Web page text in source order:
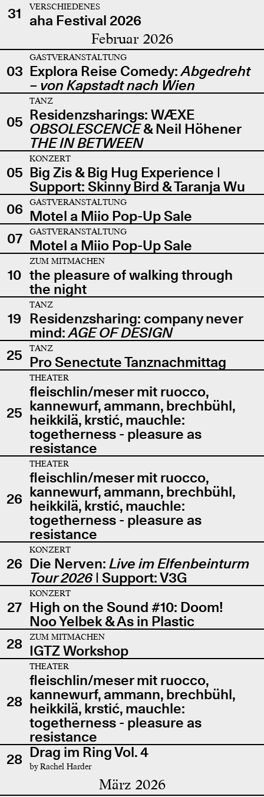
31
VERSCHIEDENES
aha Festival 2026
Februar 2026
03
GASTVERANSTALTUNG
Explora Reise Comedy:Abgedreht
– von Kapstadt nach Wien
05
TANZ
Residenzsharings: WÆXE
OBSOLESCENCE& Neil Höhener
THE IN BETWEEN
05
KONZERT
Big Zis & Big Hug Experience |
Support: Skinny Bird & Taranja Wu
06
GASTVERANSTALTUNG
Motel a Miio Pop-Up Sale
07
GASTVERANSTALTUNG
Motel a Miio Pop-Up Sale
10
ZUM MITMACHEN
the pleasure of walking through
the night
19
TANZ
Residenzsharing: company never
mind:AGE OF DESIGN
25
TANZ
Pro Senectute Tanznachmittag
25
THEATER
fleischlin/meser mit ruocco,
kannewurf, ammann, brechbühl,
heikkilä, krstić, mauchle:
togetherness - pleasure as
resistance
26
THEATER
fleischlin/meser mit ruocco,
kannewurf, ammann, brechbühl,
heikkilä, krstić, mauchle:
togetherness - pleasure as
resistance
26
KONZERT
Die Nerven: Live im Elfenbeinturm
Tour 2026| Support: V3G
27
KONZERT
High on the Sound #10: Doom!
Noo Yelbek & As in Plastic
28
ZUM MITMACHEN
IGTZ Workshop
28
THEATER
fleischlin/meser mit ruocco,
kannewurf, ammann, brechbühl,
heikkilä, krstić, mauchle:
togetherness - pleasure as
resistance
28 Drag im Ring Vol. 4
by Rachel Harder
März 2026